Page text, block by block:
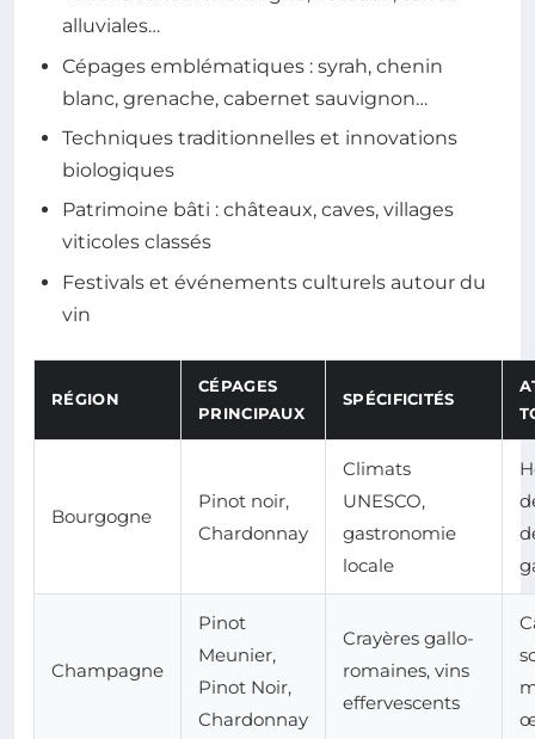
alluviales…
Cépages emblématiques : syrah, chenin
blanc, grenache, cabernet sauvignon…
Techniques traditionnelles et innovations
biologiques
Patrimoine bâti : châteaux, caves, villages
viticoles classés
Festivals et événements culturels autour du
vin
RÉGION
CÉPAGES
PRINCIPAUX
SPÉCIFICITÉS
Bourgogne
Pinot noir,
Chardonnay
Climats
UNESCO,
gastronomie
locale
Champagne
Pinot
Meunier,
Pinot Noir,
Chardonnay
Crayères gallo-
romaines, vins
effervescents